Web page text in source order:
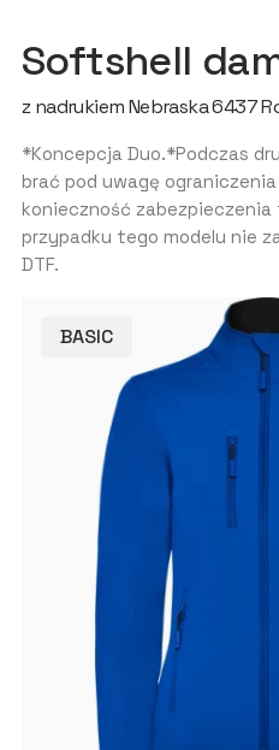
Softshell
z nadrukiem Nebraska 6437
*Koncepcja Duo.*Podczas
brać pod uwagę
konieczność
przypadku tego modelu nie
DTF.
BASIC